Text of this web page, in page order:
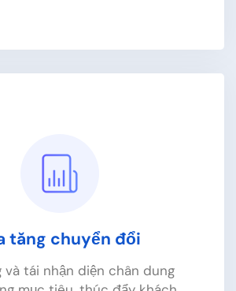
nhận thức thương
tăng chuyển đổi
tái nhận diện chân dung